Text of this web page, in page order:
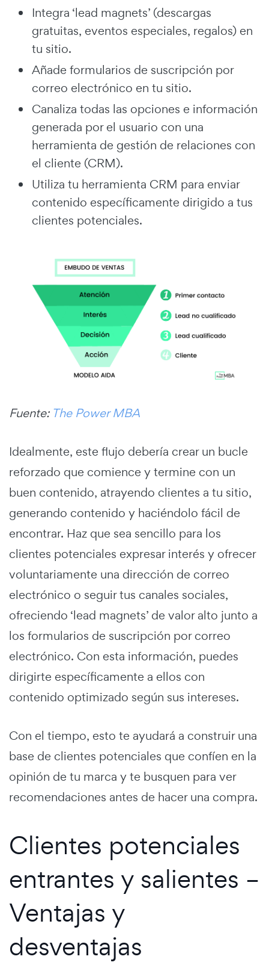
Integra ‘lead magnets’ (descargas
gratuitas, eventos especiales, regalos) en
tu sitio.
Añade formularios de suscripción por
correo electrónico en tu sitio.
Canaliza todas las opciones e información
generada por el usuario con una
herramienta de gestión de relaciones con
el cliente (CRM).
Utiliza tu herramienta CRM para enviar
contenido específicamente dirigido a tus
clientes potenciales.
Fuente: The Power MBA
Idealmente, este flujo debería crear un bucle
reforzado que comience y termine con un
buen contenido, atrayendo clientes a tu sitio,
generando contenido y haciéndolo fácil de
encontrar. Haz que sea sencillo para los
clientes potenciales expresar interés y ofrecer
voluntariamente una dirección de correo
electrónico o seguir tus canales sociales,
ofreciendo ‘lead magnets’ de valor alto junto a
los formularios de suscripción por correo
electrónico. Con esta información, puedes
dirigirte específicamente a ellos con
contenido optimizado según sus intereses.
Con el tiempo, esto te ayudará a construir una
base de clientes potenciales que confíen en la
opinión de tu marca y te busquen para ver
recomendaciones antes de hacer una compra.
Clientes potenciales
entrantes y salientes –
Ventajas y
desventajas